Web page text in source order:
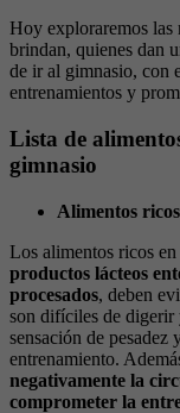
Hoy exploraremos las
brindan, quienes dan
de ir al gimnasio, con
entrenamientos y
Lista de
gimnasio
Alimentos
Los alimentos ricos en
productos lácteos
procesados, deben
son difíciles de digerir
sensación de
entrenamiento.
negativamente la
comprometer la